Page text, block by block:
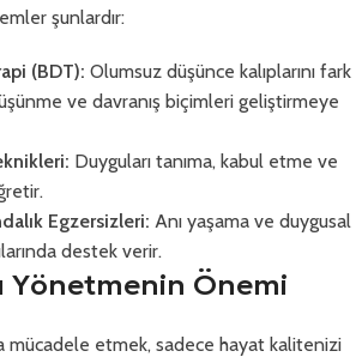
şunlardır:
(BDT): Olumsuz düşünce kalıplarını fark
ve davranış biçimleri geliştirmeye
Duyguları tanıma, kabul etme ve
Egzersizleri: Anı yaşama ve duygusal
destek verir.
Yönetmenin Önemi
mücadele etmek, sadece hayat kalitenizi